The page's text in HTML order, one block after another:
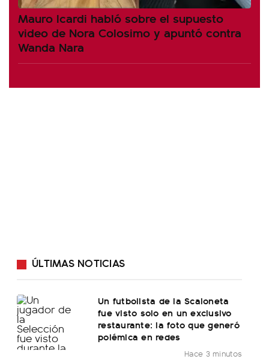
Mauro Icardi habló sobre el supuesto
video de Nora Colosimo y apuntó contra
Wanda Nara
ÚLTIMAS NOTICIAS
Un futbolista de la Scaloneta
fue visto solo en un exclusivo
restaurante: la foto que generó
polémica en redes
Hace 3 minutos